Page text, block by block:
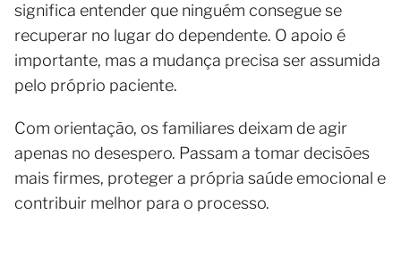
significa entender que ninguém consegue se
recuperar no lugar do dependente. O apoio é
importante, mas a mudança precisa ser assumida
pelo próprio paciente.
Com orientação, os familiares deixam de agir
apenas no desespero. Passam a tomar decisões
mais firmes, proteger a própria saúde emocional e
contribuir melhor para o processo.